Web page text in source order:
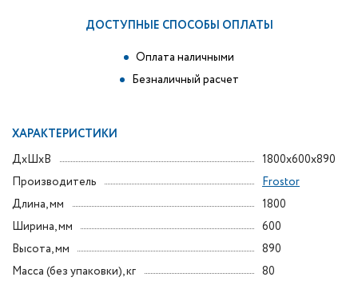
ДОСТУПНЫЕ СПОСОБЫ ОПЛАТЫ
Оплата наличными
Безналичный расчет
ХАРАКТЕРИСТИКИ
ДxШxВ
1800x600x890
Производитель
Frostor
Длина, мм
1800
Ширина, мм
600
Высота, мм
890
Масса (без упаковки), кг
80